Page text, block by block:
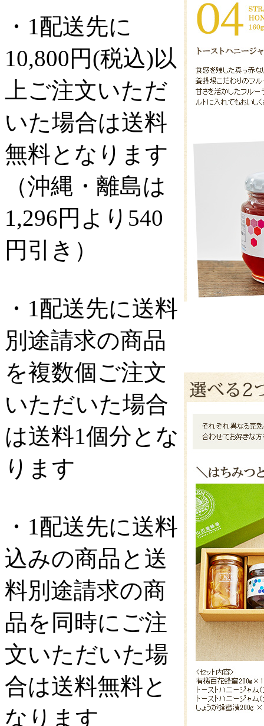
・1配送先に
10,800円(税込)以
上ご注文いただ
いた場合は送料
無料となります
（沖縄・離島は
1,296円より540
円引き）
・1配送先に送料
別途請求の商品
を複数個ご注文
いただいた場合
は送料1個分とな
ります
・1配送先に送料
込みの商品と送
料別途請求の商
品を同時にご注
文いただいた場
合は送料無料と
なります